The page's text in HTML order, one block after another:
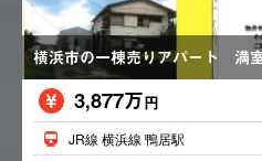
3,877万円
JR線 横浜線 鴨居駅